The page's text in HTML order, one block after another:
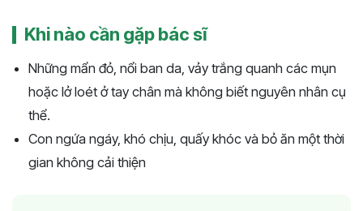
Khi nào cần gặp bác sĩ
Những mẩn đỏ, nổi ban da, vảy trắng quanh các mụn
hoặc lở loét ở tay chân mà không biết nguyên nhân cụ
thể.
Con ngứa ngáy, khó chịu, quấy khóc và bỏ ăn một thời
gian không cải thiện